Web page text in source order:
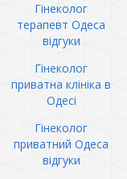
Гінеколог
терапевт Одеса
відгуки
Гінеколог
приватна клініка в
Одесі
Гінеколог
приватний Одеса
відгуки